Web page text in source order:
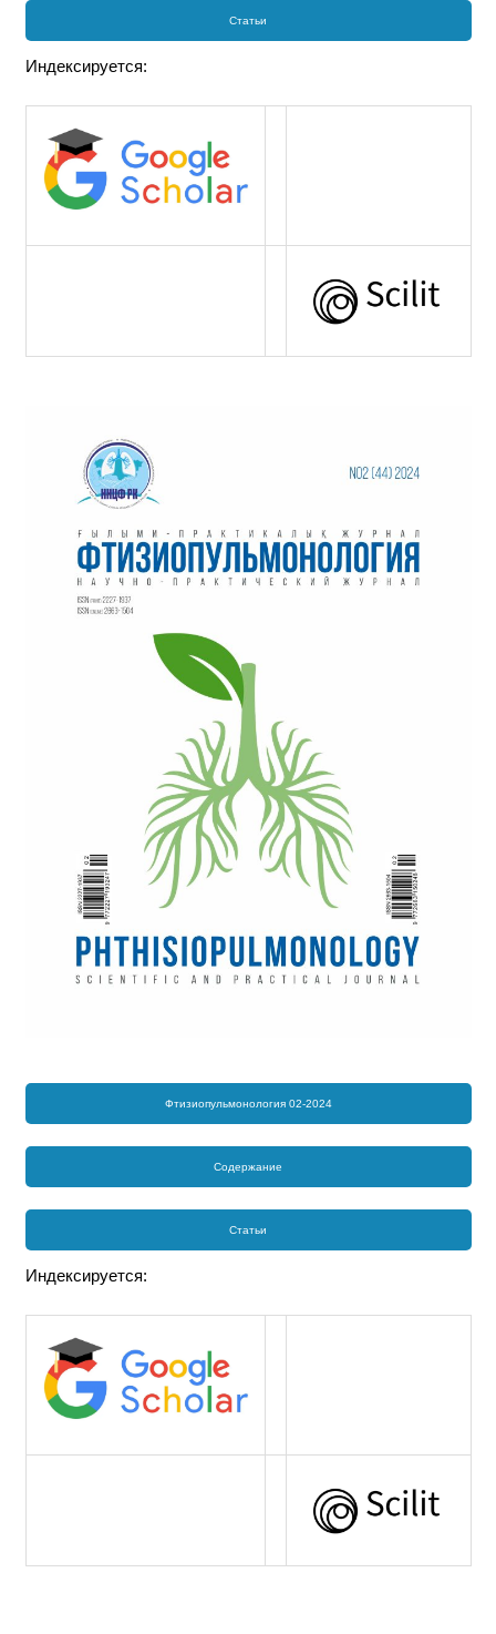
Статьи
Индексируется:
Фтизиопульмонология 02-2024
Содержание
Статьи
Индексируется: